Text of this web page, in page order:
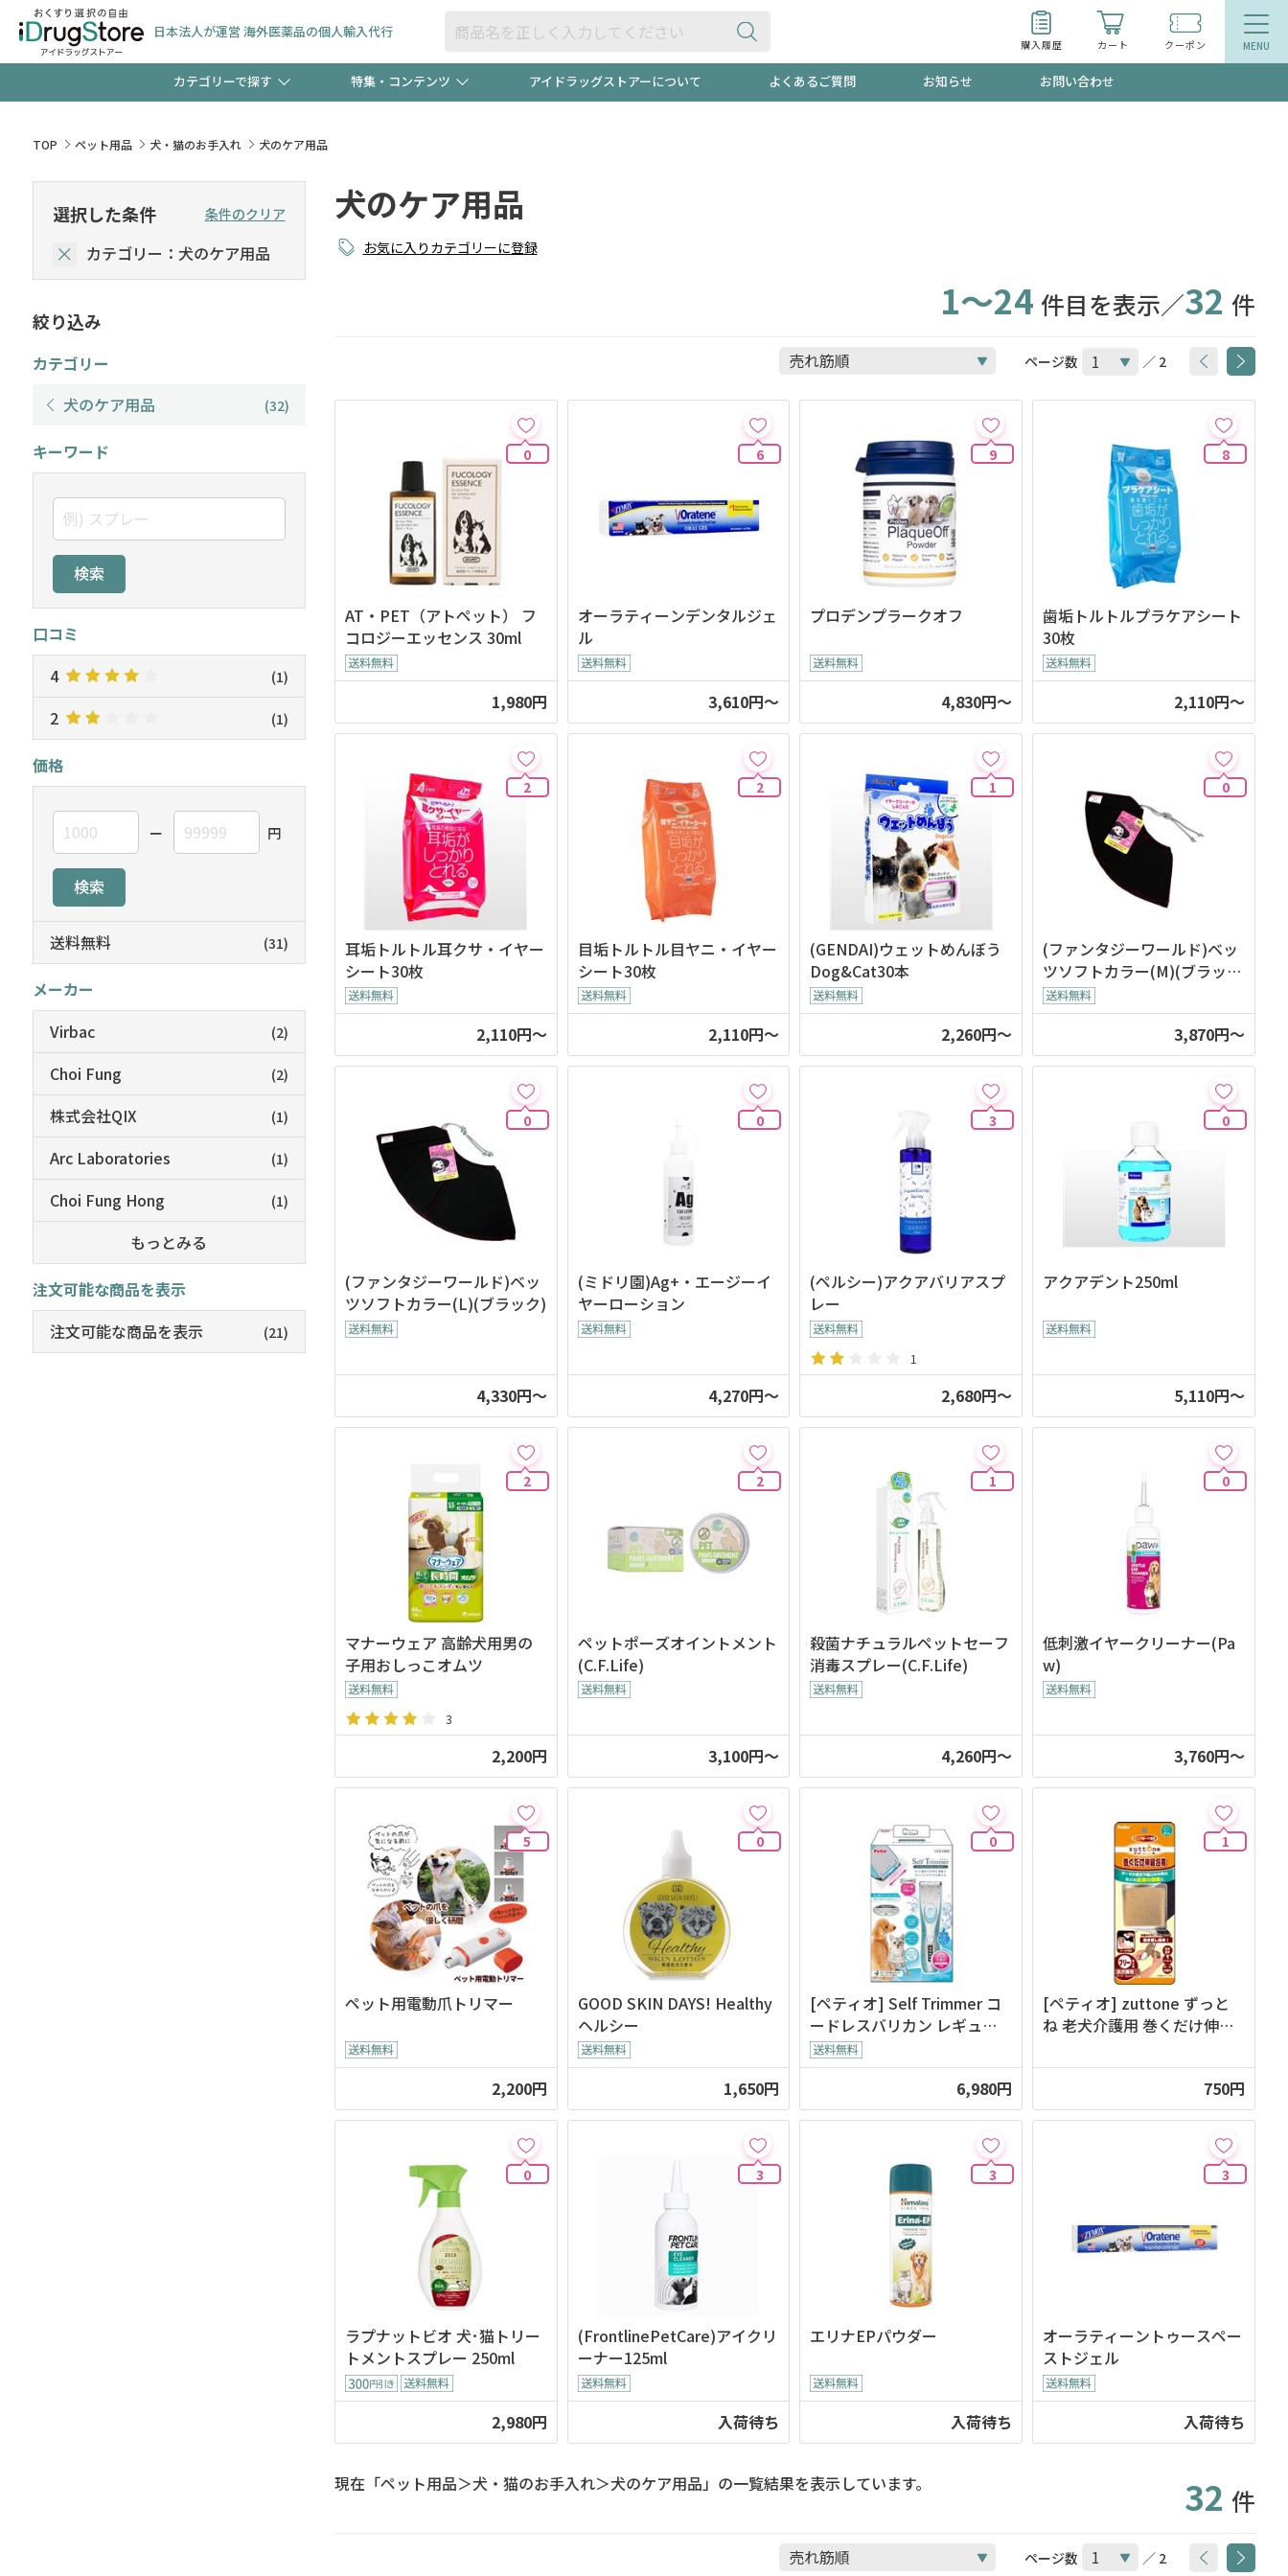
日本法人が運営 海外医薬品の個人輸入代行
購入履歴 カート クーポン
カテゴリーで探す
一般医薬品(OTC)
検査キット ペット用品
特集・コンテンツ
【早割】お得なクーポン"3種類"出現中！今月のスト
新規登録で！今すぐ使えるクーポンプレゼント中！！
今売れているものが一目でわかるランキング
アイドラッグストアーについて よくあるご質問 お知らせ お問い合わせ
TOP ペット用品 犬・猫のお手入れ 犬のケア用品
選択した条件 条件のクリア
カテゴリー：犬のケア用品
絞り込み
カテゴリー
犬のケア用品
(32)
キーワード
検索
口コミ
4
(1)
2 (1)
価格
ー 円
検索
送料無料 (31)
メーカー
Virbac
(2)
Choi Fung (2)
株式会社QIX (1)
Arc Laboratories (1)
Choi Fung Hong (1)
もっとみる
注文可能な商品を表示
注文可能な商品を表示
(21)
犬のケア用品
お気に入りカテゴリーに登録
1～24 件目を表示／32 件
ページ数 ／ 2
0
AT・PET（アトペット） フ
コロジーエッセンス 30ml
1,980円
6
オーラティーンデンタルジェ
ル
3,610円～
9
プロデンプラークオフ
4,830円～
8
歯垢トルトルプラケアシート
30枚
2,110円～
2
耳垢トルトル耳クサ・イヤー
シート30枚
2,110円～
2
目垢トルトル目ヤニ・イヤー
シート30枚
2,110円～
1
(GENDAI)ウェットめんぼう
Dog&Cat30本
2,260円～
0
(ファンタジーワールド)ベッ
ツソフトカラー(M)(ブラッ
ク)
3,870円～
0
(ファンタジーワールド)ベッ
ツソフトカラー(L)(ブラック)
4,330円～
0
(ミドリ園)Ag+・エージーイ
ヤーローション
4,270円～
3
(ペルシー)アクアバリアスプ
レー
1
2,680円～
0
アクアデント250ml
5,110円～
2
マナーウェア 高齢犬用男の
子用おしっこオムツ
3
2,200円
2
ペットポーズオイントメント
(C.F.Life)
3,100円～
1
殺菌ナチュラルペットセーフ
消毒スプレー(C.F.Life)
4,260円～
0
低刺激イヤークリーナー(Pa
w)
3,760円～
5
ペット用電動爪トリマー
2,200円
0
GOOD SKIN DAYS! Healthy
ヘルシー
1,650円
0
[ペティオ] Self Trimmer コ
ードレスバリカン レギュラ
ー
6,980円
1
[ペティオ] zuttone ずっと
ね 老犬介護用 巻くだけ伸縮
750円
0
ラプナットビオ 犬･猫トリー
トメントスプレー 250ml
2,980円
3
(FrontlinePetCare)アイクリ
ーナー125ml
入荷待ち
3
エリナEPパウダー
入荷待ち
3
オーラティーントゥースペー
ストジェル
入荷待ち
現在「ペット用品＞犬・猫のお手入れ＞犬のケア用品」の一覧結果を表示しています。 32 件
ページ数 ／ 2